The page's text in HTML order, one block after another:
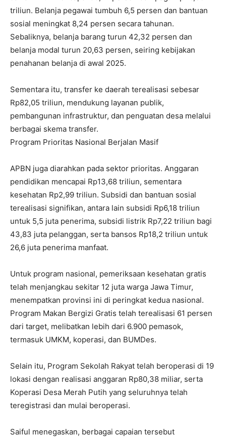
triliun. Belanja pegawai tumbuh 6,5 persen dan bantuan
sosial meningkat 8,24 persen secara tahunan.
Sebaliknya, belanja barang turun 42,32 persen dan
belanja modal turun 20,63 persen, seiring kebijakan
penahanan belanja di awal 2025.
Sementara itu, transfer ke daerah terealisasi sebesar
Rp82,05 triliun, mendukung layanan publik,
pembangunan infrastruktur, dan penguatan desa melalui
berbagai skema transfer.
Program Prioritas Nasional Berjalan Masif
APBN juga diarahkan pada sektor prioritas. Anggaran
pendidikan mencapai Rp13,68 triliun, sementara
kesehatan Rp2,99 triliun. Subsidi dan bantuan sosial
terealisasi signifikan, antara lain subsidi Rp6,18 triliun
untuk 5,5 juta penerima, subsidi listrik Rp7,22 triliun bagi
43,83 juta pelanggan, serta bansos Rp18,2 triliun untuk
26,6 juta penerima manfaat.
Untuk program nasional, pemeriksaan kesehatan gratis
telah menjangkau sekitar 12 juta warga Jawa Timur,
menempatkan provinsi ini di peringkat kedua nasional.
Program Makan Bergizi Gratis telah terealisasi 61 persen
dari target, melibatkan lebih dari 6.900 pemasok,
termasuk UMKM, koperasi, dan BUMDes.
Selain itu, Program Sekolah Rakyat telah beroperasi di 19
lokasi dengan realisasi anggaran Rp80,38 miliar, serta
Koperasi Desa Merah Putih yang seluruhnya telah
teregistrasi dan mulai beroperasi.
Saiful menegaskan, berbagai capaian tersebut